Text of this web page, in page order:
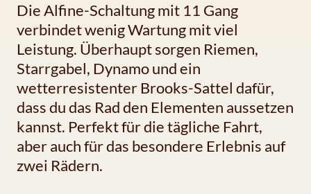
Die Alfine-Schaltung mit 11 Gang
verbindet wenig Wartung mit viel
Leistung. Überhaupt sorgen Riemen,
Starrgabel, Dynamo und ein
wetterresistenter Brooks-Sattel dafür,
dass du das Rad den Elementen aussetzen
kannst. Perfekt für die tägliche Fahrt,
aber auch für das besondere Erlebnis auf
zwei Rädern.